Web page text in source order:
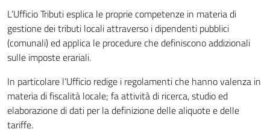
L’Ufficio Tributi esplica le proprie competenze in materia di
gestione dei tributi locali attraverso i dipendenti pubblici
(comunali) ed applica le procedure che definiscono addizionali
sulle imposte erariali.
In particolare l’Ufficio redige i regolamenti che hanno valenza in
materia di fiscalità locale; fa attività di ricerca, studio ed
elaborazione di dati per la definizione delle aliquote e delle
tariffe.